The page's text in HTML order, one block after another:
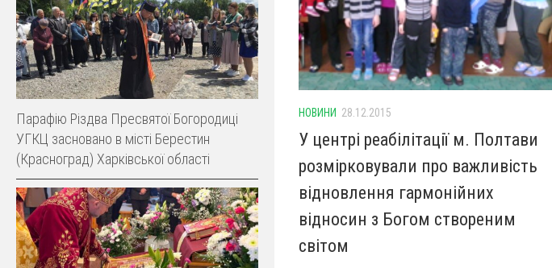
НОВИНИ 28.12.2015
У центрі реабілітації м. Полтави
розмірковували про важливість
відновлення гармонійних
відносин з Богом створеним
світом
Парафію Різдва Пресвятої Богородиці
УГКЦ засновано в місті Берестин
(Красноград) Харківської області